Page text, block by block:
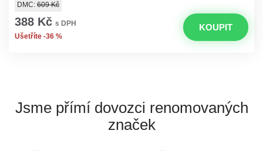
DMC: 609 Kč
388 Kč s DPH
Ušetříte -36 %
KOUPIT
Jsme přímí dovozci renomovaných
značek